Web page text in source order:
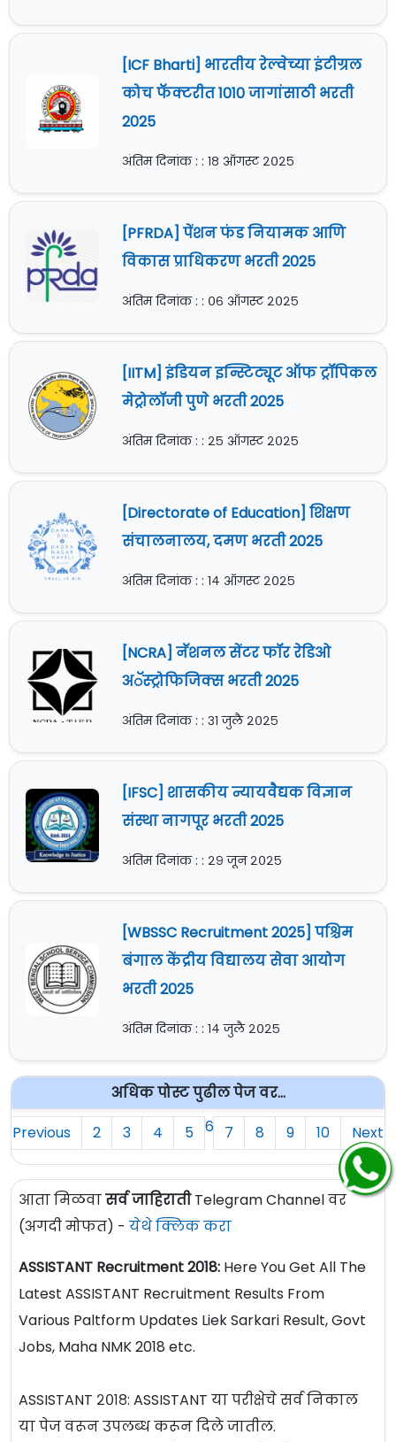
[ICF Bharti] भारतीय रेल्वेच्या इंटीग्रल
कोच फॅक्टरीत 1010 जागांसाठी भरती
2025
अंतिम दिनांक : : १८ ऑगस्ट २०२५
[PFRDA] पेंशन फंड नियामक आणि
विकास प्राधिकरण भरती 2025
अंतिम दिनांक : : ०६ ऑगस्ट २०२५
[IITM] इंडियन इन्स्टिट्यूट ऑफ ट्रॉपिकल
मेट्रोलॉजी पुणे भरती 2025
अंतिम दिनांक : : २५ ऑगस्ट २०२५
[Directorate of Education] शिक्षण
संचालनालय, दमण भरती 2025
अंतिम दिनांक : : १४ ऑगस्ट २०२५
[NCRA] नॅशनल सेंटर फॉर रेडिओ
अॅस्ट्रोफिजिक्स भरती 2025
अंतिम दिनांक : : ३१ जुलै २०२५
[IFSC] शासकीय न्यायवैद्यक विज्ञान
संस्था नागपूर भरती 2025
अंतिम दिनांक : : २९ जून २०२५
[WBSSC Recruitment 2025] पश्चिम
बंगाल केंद्रीय विद्यालय सेवा आयोग
भरती 2025
अंतिम दिनांक : : १४ जुलै २०२५
अधिक पोस्ट पुढील पेज वर...
Previous
2 3 4 5 6 7 8 9 10 Next
आता मिळवासर्व जाहिरातीTelegram Channel वर
(अगदी मोफत) - येथे क्लिक करा
ASSISTANT Recruitment 2018: Here You Get All The
Latest ASSISTANT Recruitment Results From
Various Paltform Updates Liek Sarkari Result, Govt
Jobs, Maha NMK 2018 etc.
ASSISTANT २०१८: ASSISTANT या परीक्षेचे सर्व निकाल
या पेज वरून उपलब्ध करून दिले जातील.